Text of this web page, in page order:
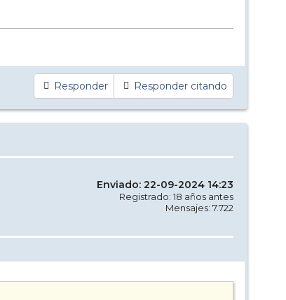
Responder Responder citando
Enviado: 22-09-2024 14:23
Registrado: 18 años antes
Mensajes: 7.722